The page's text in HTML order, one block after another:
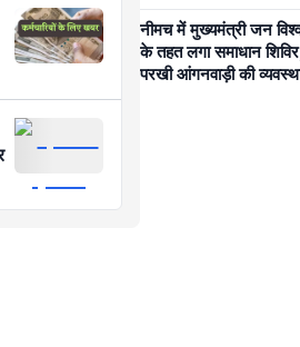
नीमच में मुख्यमंत्री जन
के तहत लगा समाधान
परखी आंगनवाड़ी की